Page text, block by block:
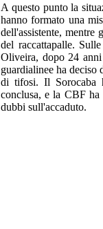
A questo punto la
hanno formato una
dell'assistente,
del raccattapalle.
Oliveira, dopo 24 anni
guardialinee ha deciso
di tifosi. Il Sorocaba
conclusa, e la CBF
dubbi sull'accaduto.